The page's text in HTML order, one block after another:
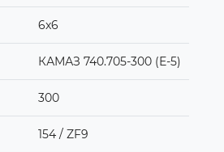
6x6
КАМАЗ 740.705-300 (Е-5)
300
154 / ZF9